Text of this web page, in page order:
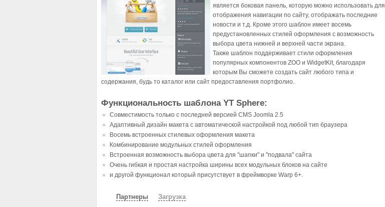
является боковая панель, которую можно использовать для
отображения навигации по сайту, отображать последние
новости и т.д. Кроме этого шаблон имеет восемь
предустановленных стилей оформления с возможность
выбора цвета нижней и верхней части экрана.
Также шаблон поддерживает стили оформления
популярных компонентов ZOO и WidgetKit, благодаря
которым Вы сможете создать сайт любого типа и
содержания, будь то каталог или сайт предоставления портфолио.
Функциональность шаблона YT Sphere:
Совместимость только с последней версией CMS Joomla 2.5
Адаптивный дизайн макета с автоматической настройкой под любой тип браузера
Восемь встроенных стилевых оформления макета
Комбинирование модульных стилей оформления
Встроенная возможность выбора цвета для "шапки" и "подвала" сайта
Очень гибкая и простая настройка ширины всех модульных блоков на сайте
и другой функционал который присутствует в фреймворке Warp 6+.
Партнеры Загрузка